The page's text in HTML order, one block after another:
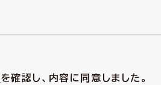
を確認し、内容に同意しました。